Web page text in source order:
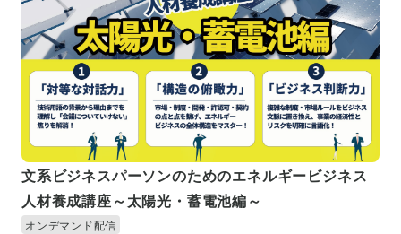
文系ビジネスパーソンのためのエネルギービジネス
人材養成講座～太陽光・蓄電池編～
オンデマンド配信